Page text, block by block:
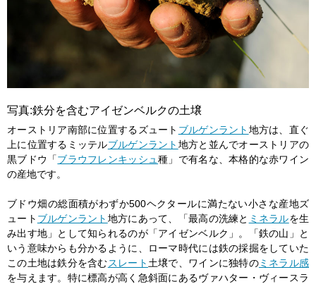
写真:鉄分を含むアイゼンベルクの土壌
オーストリア南部に位置するズュート ブルゲンラント 地方は、直ぐ
上に位置するミッテルブルゲンラント 地方と並んでオーストリアの
黒ブドウ「ブラウフレンキッシュ種」で有名な、本格的な赤ワイン
の産地です。
ブドウ畑の総面積がわずか500ヘクタールに満たない小さな産地ズ
ュート ブルゲンラント 地方にあって、「最高の洗練と ミネラルを生
み出す地」として知られるのが「アイゼンベルク」。「鉄の山」と
いう意味からも分かるように、ローマ時代には鉄の採掘をしていた
この土地は鉄分を含むスレート 土壌で、ワインに独特のミネラル感
を与えます。特に標高が高く急斜面にあるヴァハター・ヴィースラ